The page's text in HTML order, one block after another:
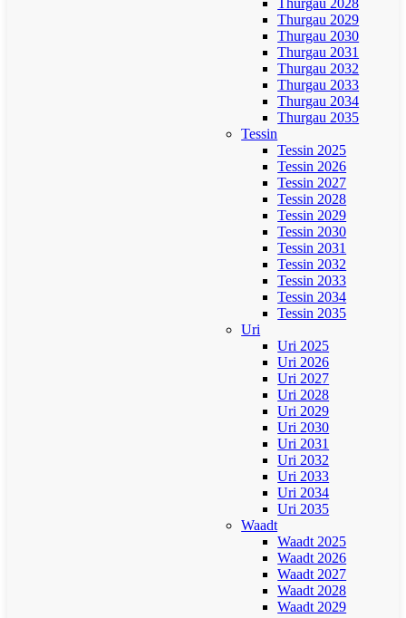
Thurgau 2028
Thurgau 2029
Thurgau 2030
Thurgau 2031
Thurgau 2032
Thurgau 2033
Thurgau 2034
Thurgau 2035
Tessin
Tessin 2025
Tessin 2026
Tessin 2027
Tessin 2028
Tessin 2029
Tessin 2030
Tessin 2031
Tessin 2032
Tessin 2033
Tessin 2034
Tessin 2035
Uri
Uri 2025
Uri 2026
Uri 2027
Uri 2028
Uri 2029
Uri 2030
Uri 2031
Uri 2032
Uri 2033
Uri 2034
Uri 2035
Waadt
Waadt 2025
Waadt 2026
Waadt 2027
Waadt 2028
Waadt 2029